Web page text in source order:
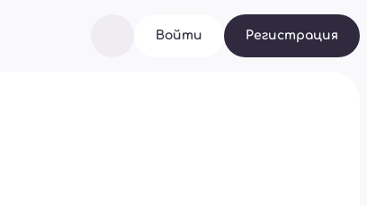
Войти Регистрация